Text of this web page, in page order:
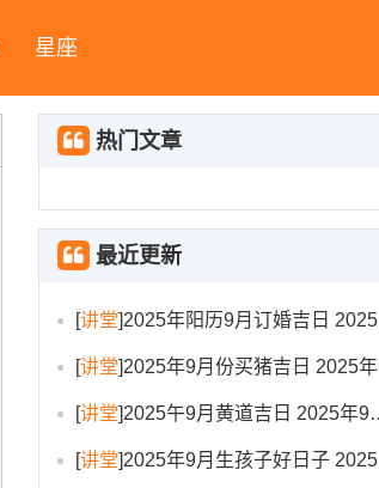
星座
热门文章
最近更新
[讲堂]2025年阳历9月订婚吉日 2025年9月订婚吉日有哪几天
[讲堂]2025年9月份买猪吉日 2025年9月买猪进圈吉日
[讲堂]2025午9月黄道吉日 2025年9月黄道吉日一览表大全
[讲堂]2025年9月生孩子好日子 2025年9月哪天生孩子比较好